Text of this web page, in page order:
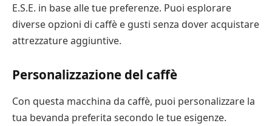
E.S.E. in base alle tue preferenze. Puoi esplorare
diverse opzioni di caffè e gusti senza dover acquistare
attrezzature aggiuntive.
Personalizzazione del caffè
Con questa macchina da caffè, puoi personalizzare la
tua bevanda preferita secondo le tue esigenze.